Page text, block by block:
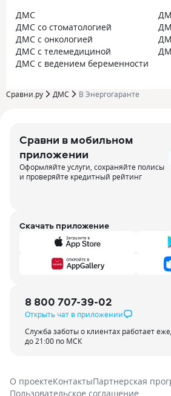
ДМС
ДМС со стоматологией
ДМС с онкологией
ДМС с телемедициной
ДМС с ведением беременности
Сравни.ру ДМС В Энергогаранте
Сравни в мобильном
приложении
Оформляйте услуги, сохраняйте полисы
и проверяйте кредитный рейтинг
Скачать приложение
8 800 707-39-02
Открыть чат в приложении
Служба заботы о клиентах работает
до 21:00 по МСК
О проектеКонтактыПартнерская
Пользовательское соглашение